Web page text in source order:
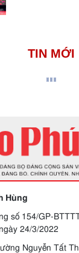
TIN MỚI
Hùng
số 154/GP-
24/3/2022
Nguyễn Tất